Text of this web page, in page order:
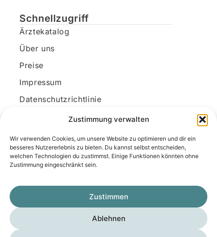
Zustimmung verwalten
Wir verwenden Cookies, um unsere Website zu optimieren und dir ein
besseres Nutzererlebnis zu bieten. Du kannst selbst entscheiden,
welchen Technologien du zustimmst. Einige Funktionen könnten ohne
Zustimmung eingeschränkt sein.
Zustimmen
Ablehnen
Schnellzugriff
Ärztekatalog
Über uns
Preise
Impressum
Datenschutzrichtlinie
Kundenkonto
Unsere Kontaktdaten
E-Mail: kontakt@docanonym.com
am Traunsee, Österreich